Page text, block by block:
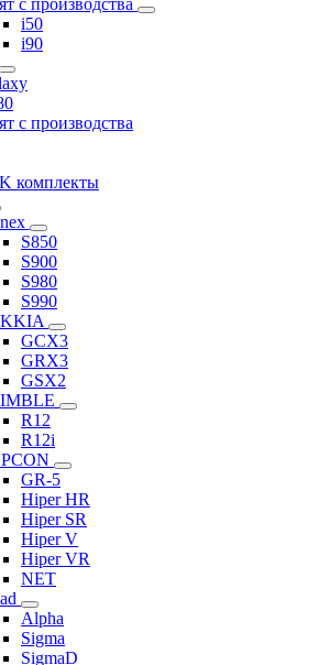
i50
i90
с производства
комплекты
S850
S900
S980
S990
GCX3
GRX3
GSX2
R12
R12i
GR-5
Hiper HR
Hiper SR
Hiper V
Hiper VR
NET
Alpha
Sigma
SigmaD